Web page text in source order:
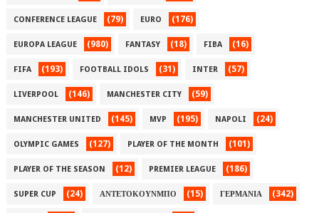
CONFERENCE LEAGUE (79) EURO (176)
EUROPA LEAGUE (980) FANTASY (18) FIBA (16)
FIFA (193) FOOTBALL IDOLS (31) INTER (57)
LIVERPOOL (146) MANCHESTER CITY (59)
MANCHESTER UNITED (145) MVP (195) NAPOLI (24)
OLYMPIC GAMES (127) PLAYER OF THE MONTH (101)
PLAYER OF THE SEASON (12) PREMIER LEAGUE (186)
SUPER CUP (24) ΑΝΤΕΤΟΚΟΥΝΜΠΟ (15) ΓΕΡΜΑΝΙΑ (342)